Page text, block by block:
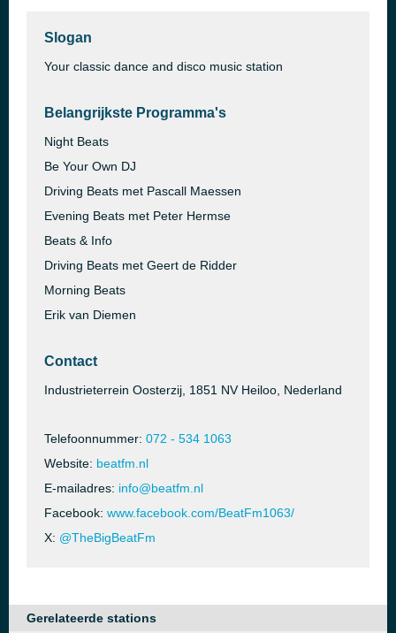
Slogan
Your classic dance and disco music station
Belangrijkste Programma's
Night Beats
Be Your Own DJ
Driving Beats met Pascall Maessen
Evening Beats met Peter Hermse
Beats & Info
Driving Beats met Geert de Ridder
Morning Beats
Erik van Diemen
Contact
Industrieterrein Oosterzij, 1851 NV Heiloo, Nederland
Telefoonnummer: 072 - 534 1063
Website: beatfm.nl
E-mailadres: info@beatfm.nl
Facebook: www.facebook.com/BeatFm1063/
X: @TheBigBeatFm
Gerelateerde stations